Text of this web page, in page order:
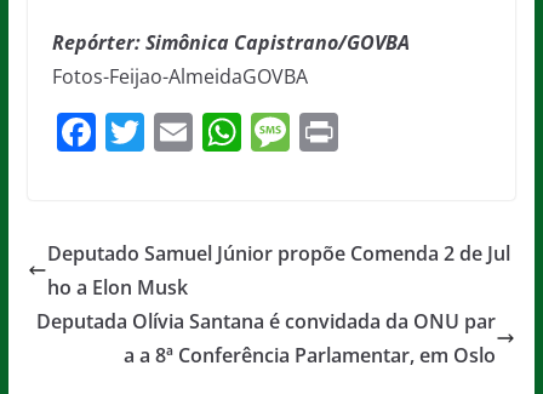
Repórter: Simônica Capistrano/GOVBA
Fotos-Feijao-AlmeidaGOVBA
F
e
b
o
T
er
E
l
W
s
p
p
M
a
e
Pr
Deputado Samuel Júnior propõe Comenda 2 de Jul
ho a Elon Musk
Deputada Olívia Santana é convidada da ONU par
a a 8ª Conferência Parlamentar, em Oslo